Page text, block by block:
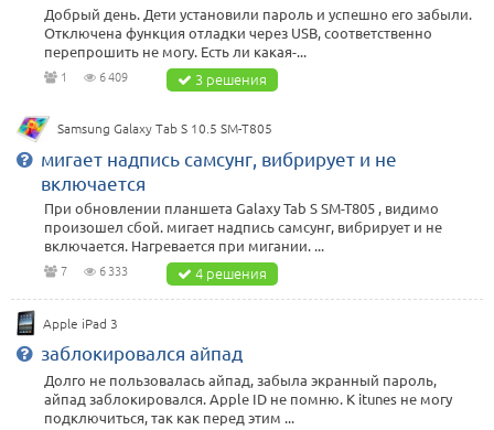
Добрый день. Дети установили пароль и успешно его забыли.
Отключена функция отладки через USB, соответственно
перепрошить не могу. Есть ли какая-...
1 6 409 3 решения
Samsung Galaxy Tab S 10.5 SM-T805
мигает надпись самсунг, вибрирует и не
включается
При обновлении планшета Galaxy Tab S SM-T805 , видимо
произошел сбой. мигает надпись самсунг, вибрирует и не
включается. Нагревается при мигании. ...
7 6 333 4 решения
Apple iPad 3
заблокировался айпад
Долго не пользовалась айпад, забыла экранный пароль,
айпад заблокировался. Apple ID не помню. К itunes не могу
подключиться, так как перед этим ...